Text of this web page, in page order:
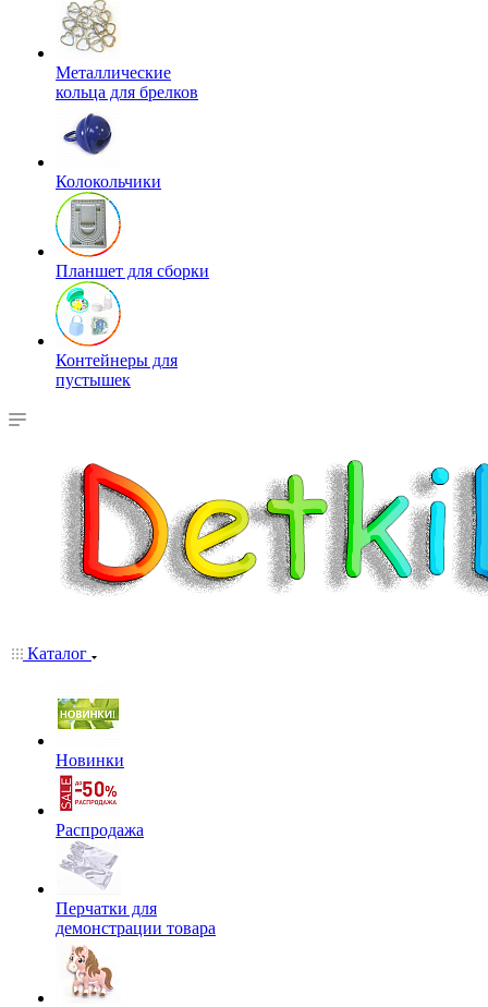
Металлические
кольца для брелков
Колокольчики
Планшет для сборки
Контейнеры для
пустышек
Каталог
Новинки
Распродажа
Перчатки для
демонстрации товара